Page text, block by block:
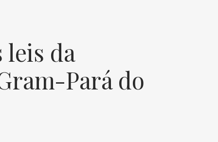
leis da
Pará do